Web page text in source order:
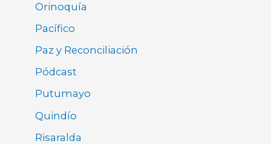
Orinoquía
Pacífico
Paz y Reconciliación
Pódcast
Putumayo
Quindío
Risaralda